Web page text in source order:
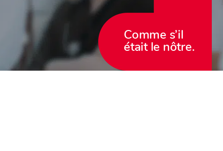
Comme s’il
était le nôtre.